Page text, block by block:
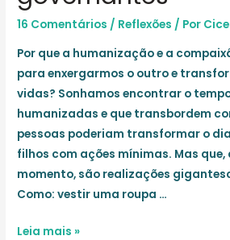
16 Comentários / Reflexões / Por
Por que a humanização e a
para enxergarmos o outro e
vidas? Sonhamos encontrar o
humanizadas e que transbordem
pessoas poderiam transformar o
filhos com ações mínimas. Mas que,
momento, são realizações
Como: vestir uma roupa …
Reivindicações
Leia mais »